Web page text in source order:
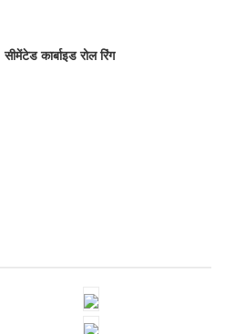
सीमेंटेड कार्बाइड रोल रिंग